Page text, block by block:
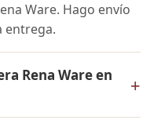
Ware. Hago envío
entrega.
Rena Ware en
+